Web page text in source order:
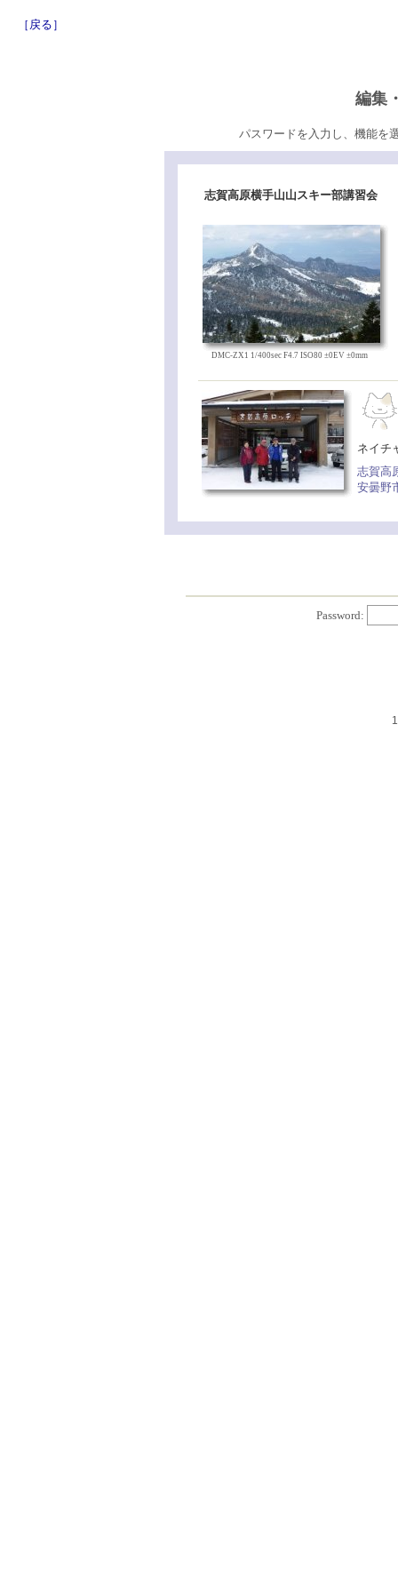
［戻る］
編集
パスワードを入力し、機能を
志賀高原横手山山スキー部講習会
DMC-ZX1 1/400sec F4.7 ISO80 ±0EV ±0mm
ネイ
志賀高
安曇野
Password:
1